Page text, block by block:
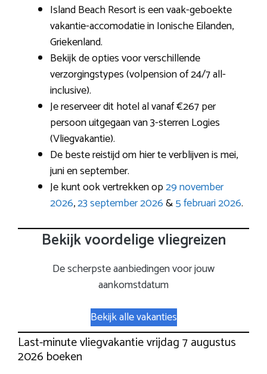
Island Beach Resort is een vaak-geboekte
vakantie-accomodatie in Ionische Eilanden,
Griekenland.
Bekijk de opties voor verschillende
verzorgingstypes (volpension of 24/7 all-
inclusive).
Je reserveer dit hotel al vanaf €267 per
persoon uitgegaan van 3-sterren Logies
(Vliegvakantie).
De beste reistijd om hier te verblijven is mei,
juni en september.
Je kunt ook vertrekken op29 november
2026,23 september 2026&5 februari 2026.
Bekijk voordelige vliegreizen
De scherpste aanbiedingen voor jouw
aankomstdatum
Bekijk alle vakanties
Last-minute vliegvakantie vrijdag 7 augustus
2026 boeken